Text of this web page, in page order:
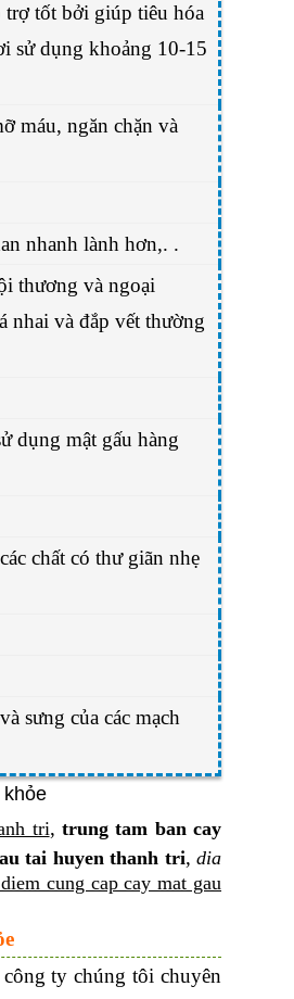
trợ tốt bởi giúp tiêu hóa
sử dụng khoảng 10-15
máu, ngăn chặn và
nhanh lành hơn,. .
thương và ngoại
nhai và đắp vết thường
dụng mật gấu hàng
chất có thư giãn nhẹ
sưng của các mạch
tri, trung tam ban cay
tai huyen thanh tri, dia
cung cap cay mat gau
ty chúng tôi chuyên